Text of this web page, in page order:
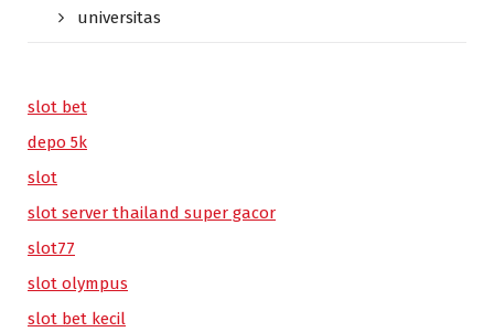
universitas
slot bet
depo 5k
slot
slot server thailand super gacor
slot77
slot olympus
slot bet kecil